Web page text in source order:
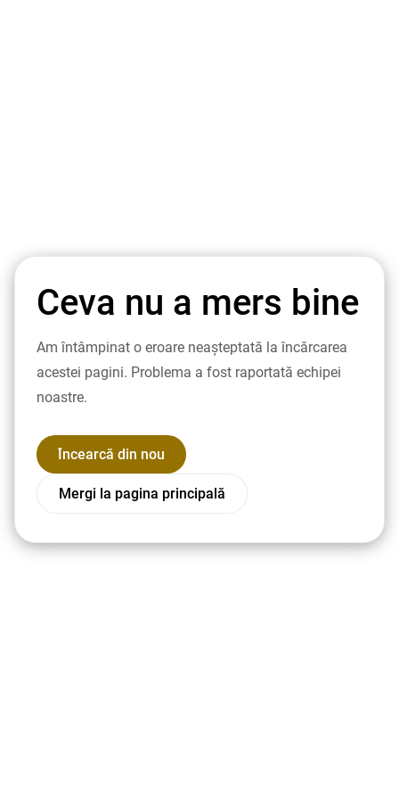
Ceva nu a mers bine
Am întâmpinat o eroare neașteptată la încărcarea
acestei pagini. Problema a fost raportată echipei
noastre.
Încearcă din nou
Mergi la pagina principală